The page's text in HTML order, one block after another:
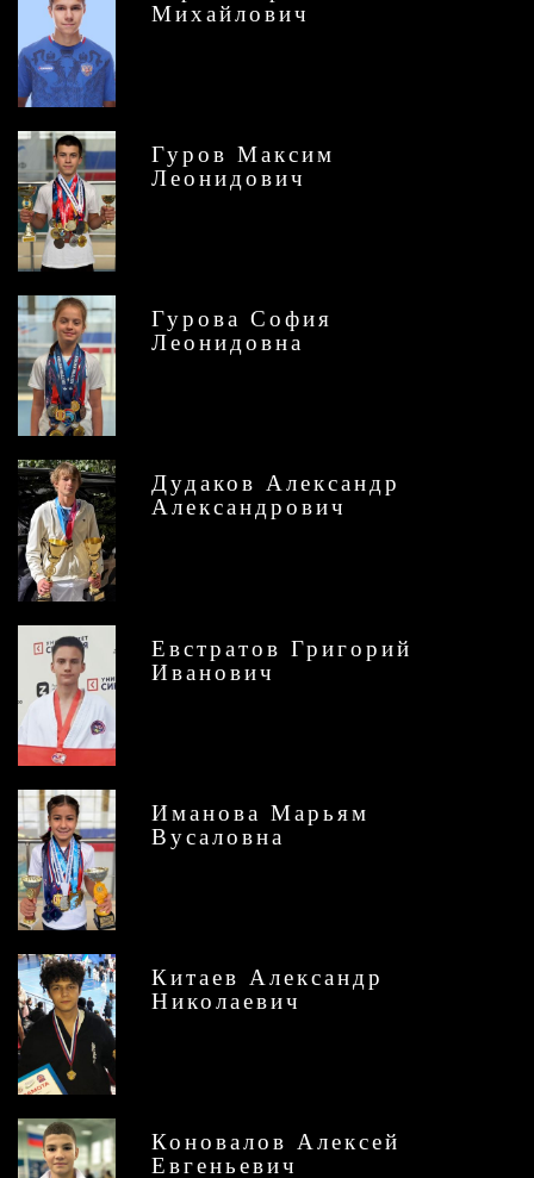
Михайлович
Гуров Максим
Леонидович
Гурова София
Леонидовна
Дудаков Александр
Александрович
Евстратов Григорий
Иванович
Иманова Марьям
Вусаловна
Китаев Александр
Николаевич
Коновалов Алексей
Евгеньевич